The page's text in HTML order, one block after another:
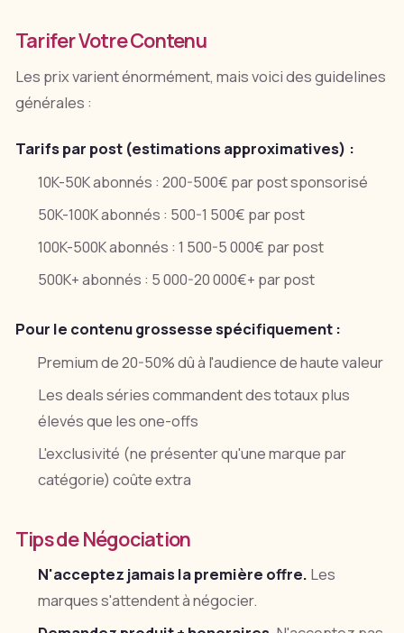
Tarifer Votre Contenu
Les prix varient énormément, mais voici des guidelines
générales :
Tarifs par post (estimations approximatives) :
10K-50K abonnés : 200-500€ par post sponsorisé
50K-100K abonnés : 500-1 500€ par post
100K-500K abonnés : 1 500-5 000€ par post
500K+ abonnés : 5 000-20 000€+ par post
Pour le contenu grossesse spécifiquement :
Premium de 20-50% dû à l'audience de haute valeur
Les deals séries commandent des totaux plus
élevés que les one-offs
L'exclusivité (ne présenter qu'une marque par
catégorie) coûte extra
Tips de Négociation
N'acceptez jamais la première offre. Les
marques s'attendent à négocier.